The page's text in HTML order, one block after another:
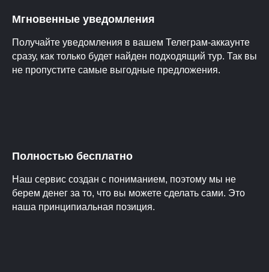
Мгновенные уведомления
Получайте уведомления в вашем Телеграм-аккаунте
сразу, как только будет найден подходящий тур. Так вы
не пропустите самые выгодные предложения.
Полностью бесплатно
Наш сервис создан с пониманием, поэтому мы не
берем денег за то, что вы можете сделать сами. Это
наша принципиальная позиция.